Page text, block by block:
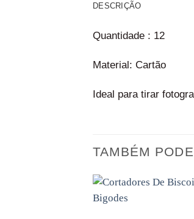
DESCRIÇÃO
Quantidade : 12
Material: Cartão
Ideal para tirar
TAMBÉM